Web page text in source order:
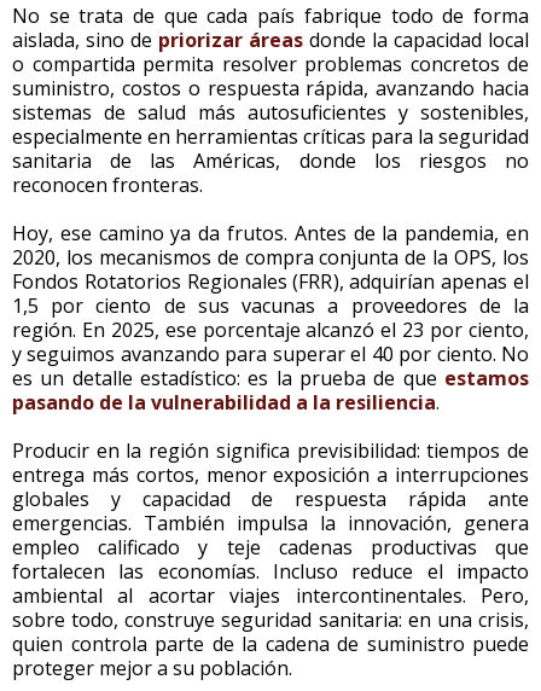
No se trata de que cada país fabrique todo de forma
aislada, sino de priorizar áreas donde la capacidad local
o compartida permita resolver problemas concretos de
suministro, costos o respuesta rápida, avanzando hacia
sistemas de salud más autosuficientes y sostenibles,
especialmente en herramientas críticas para la seguridad
sanitaria de las Américas, donde los riesgos no
reconocen fronteras.
Hoy, ese camino ya da frutos. Antes de la pandemia, en
2020, los mecanismos de compra conjunta de la OPS, los
Fondos Rotatorios Regionales (FRR), adquirían apenas el
1,5 por ciento de sus vacunas a proveedores de la
región. En 2025, ese porcentaje alcanzó el 23 por ciento,
y seguimos avanzando para superar el 40 por ciento. No
es un detalle estadístico: es la prueba de que estamos
pasando de la vulnerabilidad a la resiliencia.
Producir en la región significa previsibilidad: tiempos de
entrega más cortos, menor exposición a interrupciones
globales y capacidad de respuesta rápida ante
emergencias. También impulsa la innovación, genera
empleo calificado y teje cadenas productivas que
fortalecen las economías. Incluso reduce el impacto
ambiental al acortar viajes intercontinentales. Pero,
sobre todo, construye seguridad sanitaria: en una crisis,
quien controla parte de la cadena de suministro puede
proteger mejor a su población.